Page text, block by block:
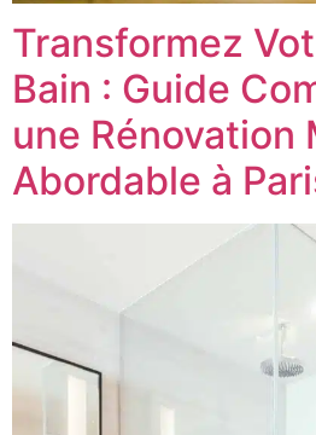
Transformez
Bain : Guide
une Rénovation
Abordable à